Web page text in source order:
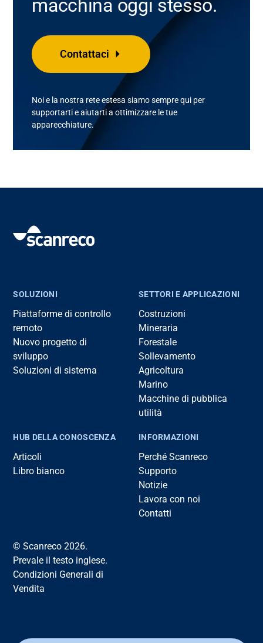
macchina oggi stesso.
Noi e la nostra rete estesa siamo sempre qui per
supportarti e aiutarti a ottimizzare le tue
apparecchiature.
Contattaci
SOLUZIONI
Piattaforme di controllo
remoto
Nuovo progetto di
sviluppo
Soluzioni di sistema
SETTORI E APPLICAZIONI
Costruzioni
Mineraria
Forestale
Sollevamento
Agricoltura
Marino
Macchine di pubblica
utilità
HUB DELLA CONOSCENZA
Articoli
Libro bianco
INFORMAZIONI
Perché Scanreco
Supporto
Notizie
Lavora con noi
Contatti
© Scanreco 2026.
Prevale il testo inglese.
Condizioni Generali di
Vendita